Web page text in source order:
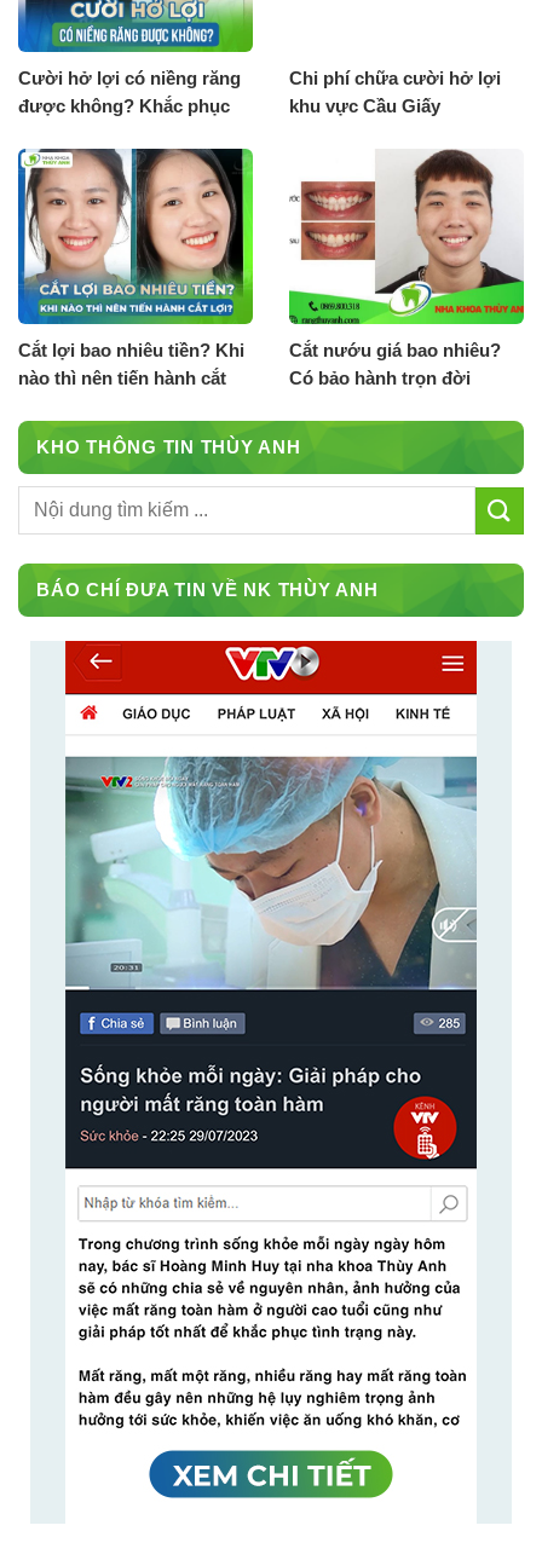
Cười hở lợi có niềng răng
được không? Khắc phục
thuật
Chi phí chữa cười hở lợi
khu vực Cầu Giấy
Cắt lợi bao nhiêu tiền? Khi
nào thì nên tiến hành cắt
Cắt nướu giá bao nhiêu?
Có bảo hành trọn đời
KHO THÔNG TIN THÙY ANH
BÁO CHÍ ĐƯA TIN VỀ NK THÙY ANH